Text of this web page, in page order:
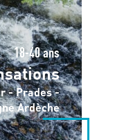
18-40 ans
- Prades -
Ardèche